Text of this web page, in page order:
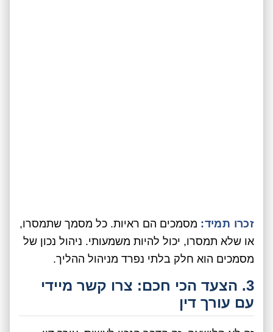
זכרו תמיד: מסמכים הם ראיות. כל מסמך שתמסרו,
או שלא תמסרו, יכול להיות משמעותי. ניהול נכון של
מסמכים הוא חלק בלתי נפרד מניהול ההליך.
3. הצעד הכי חכם: צרו קשר מיידי
עם עורך דין